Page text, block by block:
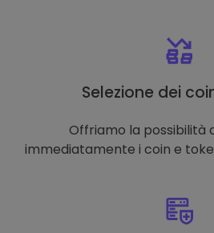
Selezione dei
Offriamo la possibilità
immediatamente i coin e